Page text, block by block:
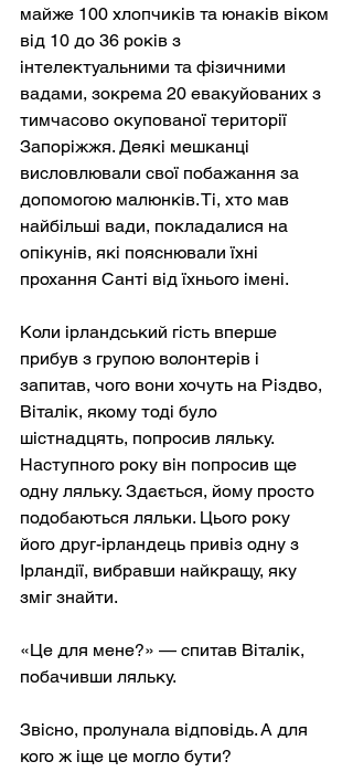
майже 100 хлопчиків та юнаків віком
від 10 до 36 років з
інтелектуальними та фізичними
вадами, зокрема 20 евакуйованих з
тимчасово окупованої території
Запоріжжя. Деякі мешканці
висловлювали свої побажання за
допомогою малюнків. Ті, хто мав
найбільші вади, покладалися на
опікунів, які пояснювали їхні
прохання Санті від їхнього імені.
Коли ірландський гість вперше
прибув з групою волонтерів і
запитав, чого вони хочуть на Різдво,
Віталік, якому тоді було
шістнадцять, попросив ляльку.
Наступного року він попросив ще
одну ляльку. Здається, йому просто
подобаються ляльки. Цього року
його друг-ірландець привіз одну з
Ірландії, вибравши найкращу, яку
зміг знайти.
«Це для мене?» — спитав Віталік,
побачивши ляльку.
Звісно, пролунала відповідь. А для
кого ж іще це могло бути?